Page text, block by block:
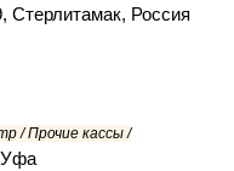
Стерлитамак, Россия
/ Прочие кассы /
Уфа